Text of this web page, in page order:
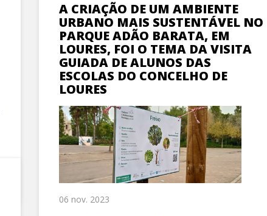
A CRIAÇÃO DE UM AMBIENTE
URBANO MAIS SUSTENTÁVEL NO
PARQUE ADÃO BARATA, EM
LOURES, FOI O TEMA DA VISITA
GUIADA DE ALUNOS DAS
ESCOLAS DO CONCELHO DE
LOURES
06 nov. 2023